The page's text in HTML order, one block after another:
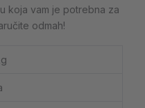
koja vam je potrebna za
odmah!